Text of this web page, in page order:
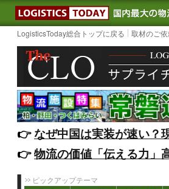
LOGISTICS
LogisticsToday総合トップに戻る 取材のご
👉️なぜ中国は実装が速い？
👉️物流の価値「伝える力」
ピックアップテーマ